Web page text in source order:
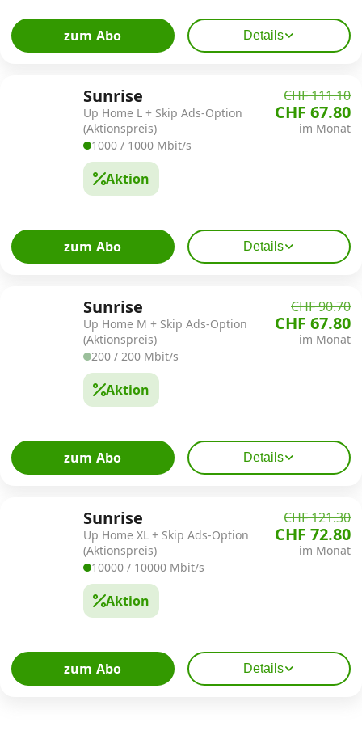
zum Abo Details
Sunrise
Up Home L + Skip Ads-Option
(Aktionspreis)
1000 / 1000 Mbit/s
Aktion
CHF 111.10
CHF 67.80
im Monat
zum Abo Details
Sunrise
Up Home M + Skip Ads-Option
(Aktionspreis)
200 / 200 Mbit/s
Aktion
CHF 90.70
CHF 67.80
im Monat
zum Abo Details
Sunrise
Up Home XL + Skip Ads-Option
(Aktionspreis)
10000 / 10000 Mbit/s
Aktion
CHF 121.30
CHF 72.80
im Monat
zum Abo Details